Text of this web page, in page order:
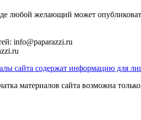
любой желающий может
info@paparazzi.ru
сайта содержат информацию для
материалов сайта возможна